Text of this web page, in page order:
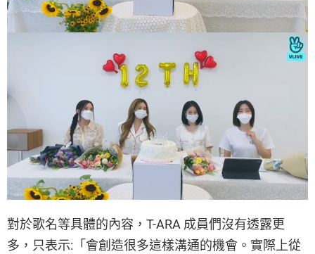
對於歌名等具體的內容，T-ARA 成員們沒有透露更
多，只表示:「會創造很多這樣溝通的機會。實際上從